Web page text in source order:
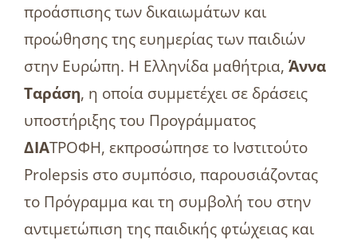
προάσπισης των δικαιωμάτων και
προώθησης της ευημερίας των παιδιών
στην Ευρώπη. Η Ελληνίδα μαθήτρια, Άννα
Ταράση, η οποία συμμετέχει σε δράσεις
υποστήριξης του Προγράμματος
ΔΙΑΤΡΟΦΗ, εκπροσώπησε το Ινστιτούτο
Prolepsis στο συμπόσιο, παρουσιάζοντας
το Πρόγραμμα και τη συμβολή του στην
αντιμετώπιση της παιδικής φτώχειας και